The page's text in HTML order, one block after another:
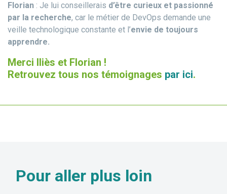
Florian : Je lui conseillerais d’être curieux et passionné
par la recherche, car le métier de DevOps demande une
veille technologique constante et l’envie de toujours
apprendre.
Merci Iliès et Florian !
Retrouvez tous nos témoignages par ici.
Pour aller plus loin